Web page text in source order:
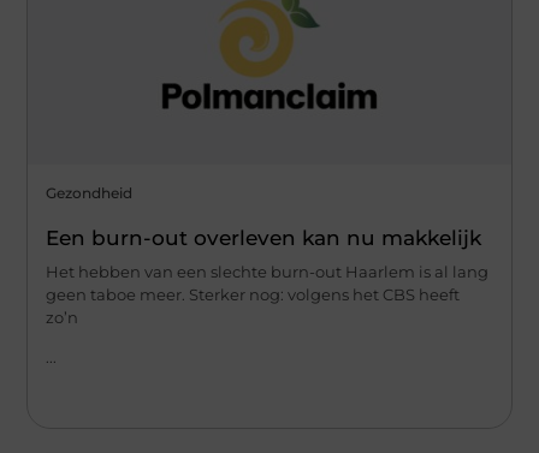
Gezondheid
Een burn-out overleven kan nu makkelijk
Het hebben van een slechte burn-out Haarlem is al lang
geen taboe meer. Sterker nog: volgens het CBS heeft
zo’n